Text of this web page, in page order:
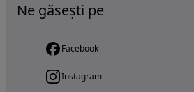
Ne găsești pe
Facebook
Instagram